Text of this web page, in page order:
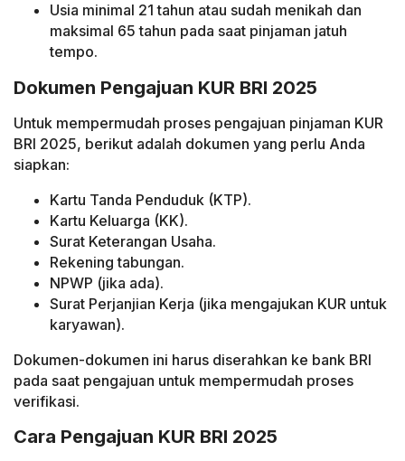
Usia minimal 21 tahun atau sudah menikah dan
maksimal 65 tahun pada saat pinjaman jatuh
tempo.
Dokumen Pengajuan KUR BRI 2025
Untuk mempermudah proses pengajuan pinjaman KUR
BRI 2025, berikut adalah dokumen yang perlu Anda
siapkan:
Kartu Tanda Penduduk (KTP).
Kartu Keluarga (KK).
Surat Keterangan Usaha.
Rekening tabungan.
NPWP (jika ada).
Surat Perjanjian Kerja (jika mengajukan KUR untuk
karyawan).
Dokumen-dokumen ini harus diserahkan ke bank BRI
pada saat pengajuan untuk mempermudah proses
verifikasi.
Cara Pengajuan KUR BRI 2025